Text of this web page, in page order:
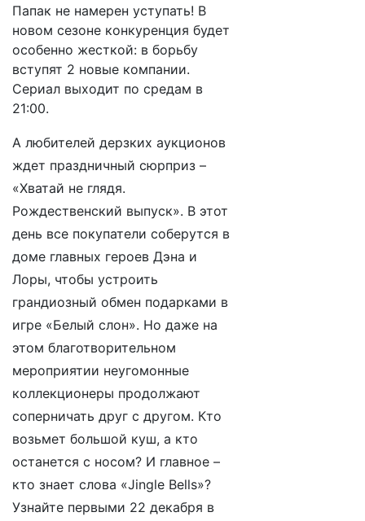
Папак не намерен уступать! В
новом сезоне конкуренция будет
особенно жесткой: в борьбу
вступят 2 новые компании.
Сериал выходит по средам в
21:00.
А любителей дерзких аукционов
ждет праздничный сюрприз –
«Хватай не глядя.
Рождественский выпуск». В этот
день все покупатели соберутся в
доме главных героев Дэна и
Лоры, чтобы устроить
грандиозный обмен подарками в
игре «Белый слон». Но даже на
этом благотворительном
мероприятии неугомонные
коллекционеры продолжают
соперничать друг с другом. Кто
возьмет большой куш, а кто
останется с носом? И главное –
кто знает слова «Jingle Bells»?
Узнайте первыми 22 декабря в